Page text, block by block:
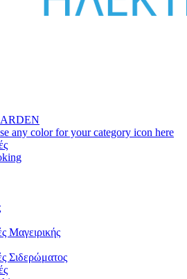
any color for your category icon here
Μαγειρικής
Σιδερώματος